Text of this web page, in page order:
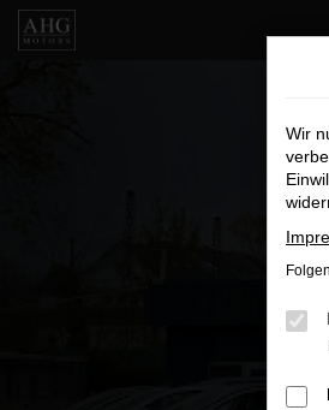
Zum
Hauptinhalt
Wir